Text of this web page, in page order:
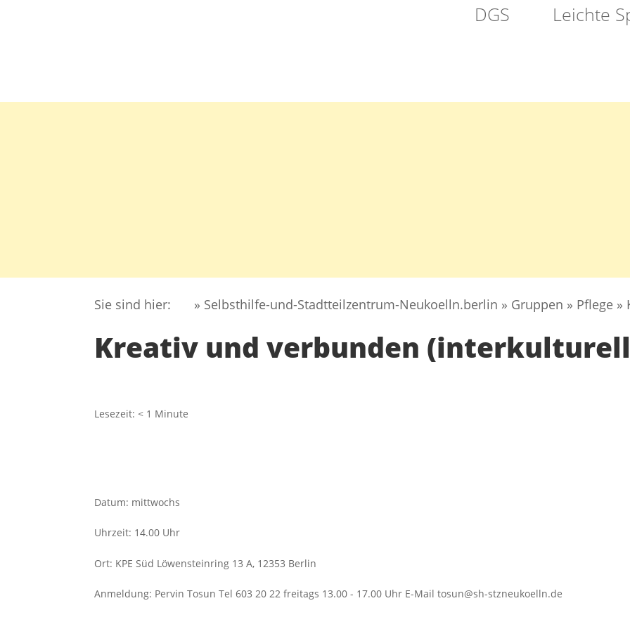
DGS Leichte
SELBSTHILFE PFLEGE
Sie sind hier: » Selbsthilfe-und-Stadtteilzentrum-Neukoelln.berlin » Gruppen » Pflege»
Kreativ und verbunden
Lesezeit: < 1 Minute
Datum: mittwochs
Uhrzeit: 14.00 Uhr
Ort: KPE Süd Löwensteinring 13 A, 12353 Berlin
Anmeldung: Pervin Tosun Tel 603 20 22 freitags 13.00 - 17.00 Uhr E-Mail tosun@sh-stzneukoelln.de